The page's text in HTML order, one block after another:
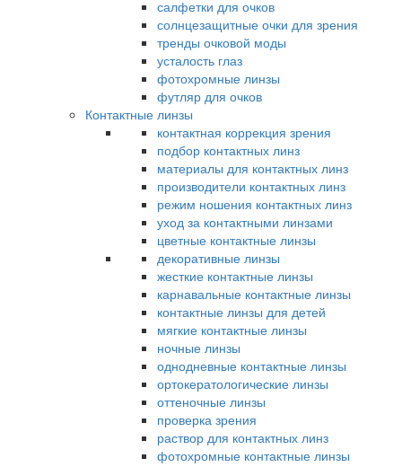
салфетки для очков
солнцезащитные очки для зрения
тренды очковой моды
усталость глаз
фотохромные линзы
футляр для очков
Контактные линзы
контактная коррекция зрения
подбор контактных линз
материалы для контактных линз
производители контактных линз
режим ношения контактных линз
уход за контактными линзами
цветные контактные линзы
декоративные линзы
жесткие контактные линзы
карнавальные контактные линзы
контактные линзы для детей
мягкие контактные линзы
ночные линзы
однодневные контактные линзы
ортокератологические линзы
оттеночные линзы
проверка зрения
раствор для контактных линз
фотохромные контактные линзы